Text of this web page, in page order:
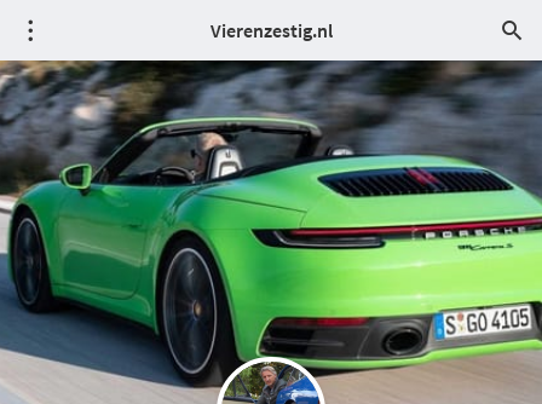
Vierenzestig.nl